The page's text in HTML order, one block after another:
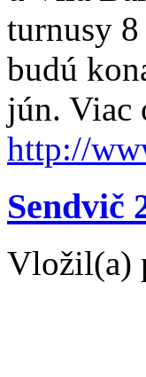
turnusy 8
budú
jún. Viac
http://
Sendvič
Vložil(a)